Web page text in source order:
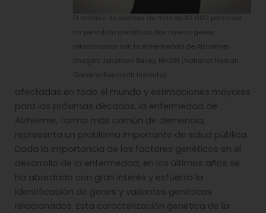
El análisis de exomas de más de 32 000 personas
ha permitido identificar dos nuevos genes
relacionados con la enfermedad de Alzheimer.
Imagen: Jonathan Bailey, NHGRI (National Human
Genome Research Institute).
afectadas en todo el mundo y estimaciones mayores
para las próximas décadas, la enfermedad de
Alzheimer, forma más común de demencia,
representa un problema importante de salud pública.
Dada la importancia de los factores genéticos en el
desarrollo de la enfermedad, en los últimos años se
ha abordado con gran interés y esfuerzo la
identificación de genes y variantes genéticas
relacionados. Esta caracterización genética de la